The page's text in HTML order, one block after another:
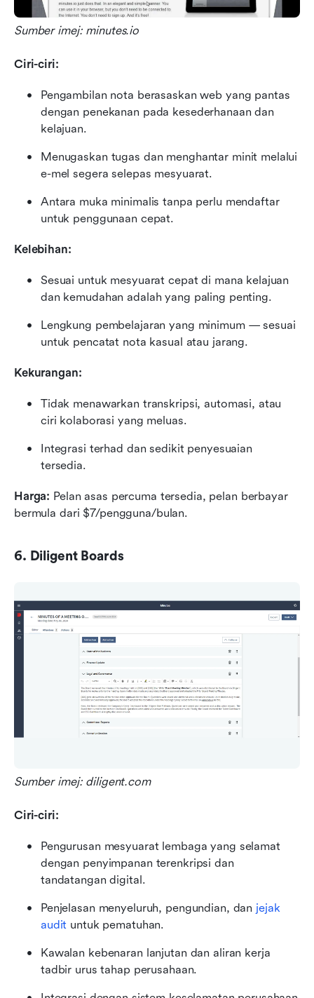
Sumber imej: minutes.io
Ciri-ciri:
Pengambilan nota berasaskan web yang pantas
dengan penekanan pada kesederhanaan dan
kelajuan.
Menugaskan tugas dan menghantar minit melalui
e-mel segera selepas mesyuarat.
Antara muka minimalis tanpa perlu mendaftar
untuk penggunaan cepat.
Kelebihan:
Sesuai untuk mesyuarat cepat di mana kelajuan
dan kemudahan adalah yang paling penting.
Lengkung pembelajaran yang minimum — sesuai
untuk pencatat nota kasual atau jarang.
Kekurangan:
Tidak menawarkan transkripsi, automasi, atau
ciri kolaborasi yang meluas.
Integrasi terhad dan sedikit penyesuaian
tersedia.
Harga: Pelan asas percuma tersedia, pelan berbayar
bermula dari $7/pengguna/bulan.
6. Diligent Boards
Sumber imej: diligent.com
Ciri-ciri:
Pengurusan mesyuarat lembaga yang selamat
dengan penyimpanan terenkripsi dan
tandatangan digital.
Penjelasan menyeluruh, pengundian, dan jejak
audit untuk pematuhan.
Kawalan kebenaran lanjutan dan aliran kerja
tadbir urus tahap perusahaan.